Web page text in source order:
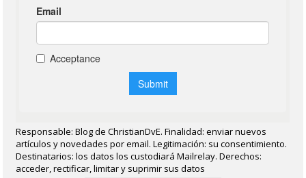
Responsable: Blog de ChristianDvE. Finalidad: enviar nuevos
artículos y novedades por email. Legitimación: su consentimiento.
Destinatarios: los datos los custodiará Mailrelay. Derechos:
acceder, rectificar, limitar y suprimir sus datos